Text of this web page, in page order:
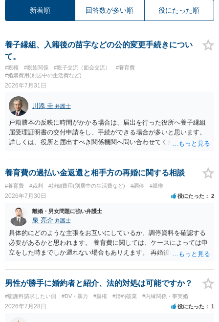
新着順 回答数が多い順 役にたった順
養子縁組、入籍後の苗字などの公的変更手続きについ
て。
#親権 #親族関係 #親子交流（面会交流）
#養育費
#婚姻費用(別居中の生活費など)
2026年7月31日
川添 圭 弁護士
戸籍謄本の反映に時間がかかる場合は、届出を行った役所へ養子縁組
届受理証明書の交付申請をし、手続ができる場合が多いと思います。
詳しくは、役所と届出すべき関係機関へ問い合わせてください。
養育費の過払い金返還と相手方の再婚に関する相談
#養育費 #裁判 #婚姻費用(別居中の生活費など) #調停 #親権
2026年7月30日 役にたった 2
離婚・男女問題に強い弁護士
泉 亮介 弁護士
具体的にどのような主張をお互いにしているか、調停資料を確認する
必要があるかと思われます。 養育費に関しては、ケースによっては申
立をした時までしか遡れない場合もありえます。 再婚後の相手方の行
養育費に関するやりとり等があればそちらについても確認する必要が
あるでしょう。 公開相談の場での回答よりも個別に弁護士にご相談さ
男性が勝手に婚約者と紹介、法的対処は可能ですか？
#慰謝料請求したい側 #DV・暴力 #親権 #婚約破棄 #内縁関係・事実婚
2026年7月28日 役にたった 1